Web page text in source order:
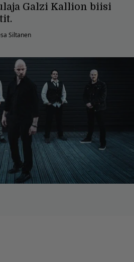
Galzi Kallion biisi
Siltanen